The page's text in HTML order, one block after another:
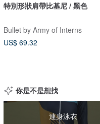
特別形狀肩帶比基尼 / 黑色
Bullet by Army of Interns
US$ 69.32
你是不是想找
連身泳衣